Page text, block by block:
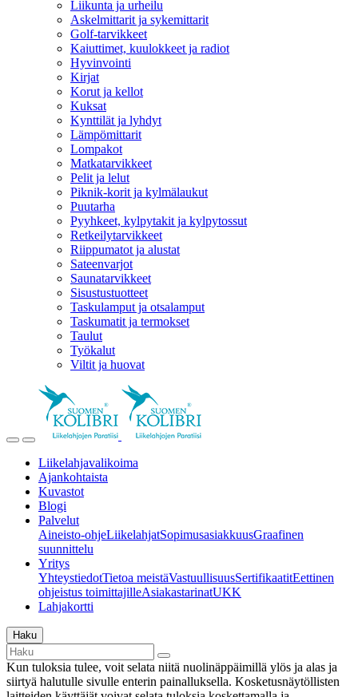
Liikunta ja urheilu
Askelmittarit ja sykemittarit
Golf-tarvikkeet
Kaiuttimet, kuulokkeet ja radiot
Hyvinvointi
Kirjat
Korut ja kellot
Kuksat
Kynttilät ja lyhdyt
Lämpömittarit
Lompakot
Matkatarvikkeet
Pelit ja lelut
Piknik-korit ja kylmälaukut
Puutarha
Pyyhkeet, kylpytakit ja kylpytossut
Retkeilytarvikkeet
Riippumatot ja alustat
Sateenvarjot
Saunatarvikkeet
Sisustustuotteet
Taskulamput ja otsalamput
Taskumatit ja termokset
Taulut
Työkalut
Viltit ja huovat
Liikelahjavalikoima
Ajankohtaista
Kuvastot
Blogi
Palvelut
Aineisto-ohjeLiikelahjatSopimusasiakkuusGraafinen
suunnittelu
Yritys
YhteystiedotTietoa meistäVastuullisuusSertifikaatitEettinen
ohjeistus toimittajilleAsiakastarinatUKK
Lahjakortti
Haku
Kun tuloksia tulee, voit selata niitä nuolinäppäimillä ylös ja alas ja
siirtyä halutulle sivulle enterin painalluksella. Kosketusnäytöllisten